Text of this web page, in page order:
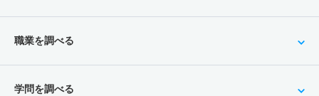
職業を調べる
学問を調べる